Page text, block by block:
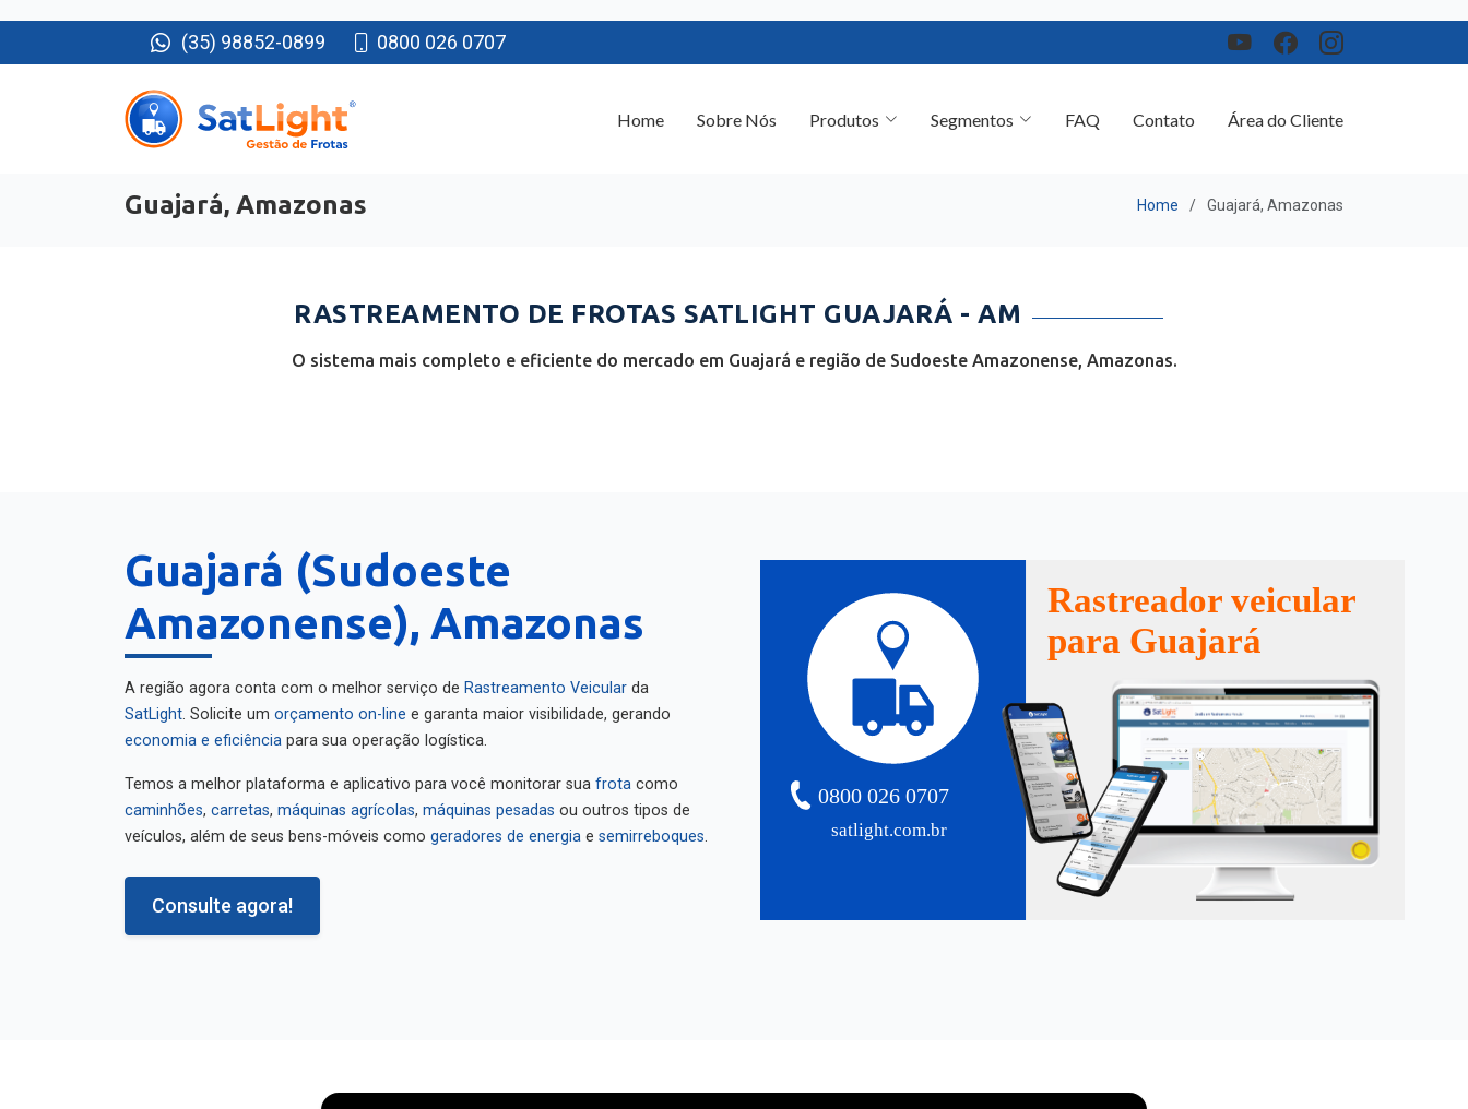
(35) 98852-0899 0800 026 0707
Guajará, Amazonas
RASTREAMENTO DE FROTAS SATLIGHT GUAJARÁ - AM
O sistema mais completo e eficiente do mercado em Guajará e região de Sudoeste Amazonense, Amazonas.
Guajará (Sudoeste
Amazonense), Amazonas
A região agora conta com o melhor serviço de Rastreamento Veicular
da
SatLight
. Solicite um orçamento on-line
e garanta maior visibilidade, gerando
economia e eficiência
para sua operação logística.
Temos a melhor plataforma e aplicativo para você monitorar sua frota
caminhões
máquinas agrícolas máquinas pesadas
ou outros tipos de
veículos, além de seus bens-móveis como
geradores de energia semirreboques
Consulte agora!
satlight.com.br
0800 026 0707
Rastreador veicular
para Guajará